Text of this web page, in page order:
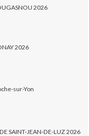
2026
2026
sur-Yon
SAINT-JEAN-DE-LUZ 2026